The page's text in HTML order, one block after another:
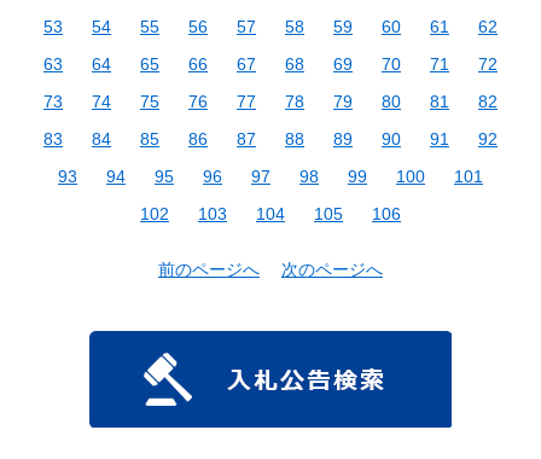
53
54 55 56 57 58 59 60 61
62
63
64 65 66 67 68 69 70 71
72
73
74 75 76 77 78 79 80 81
82
83
84 85 86 87 88 89 90 91
92
93
94 95 96 97 98 99 100
101
102
103 104 105 106
前のページへ 次のページへ